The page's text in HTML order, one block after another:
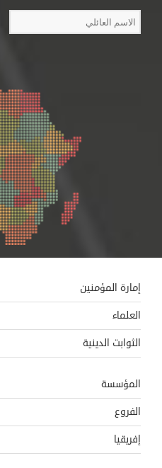
إمارة المؤمنين
العلماء
الثوابت الدينية
المؤسسة
الفروع
إفريقيا